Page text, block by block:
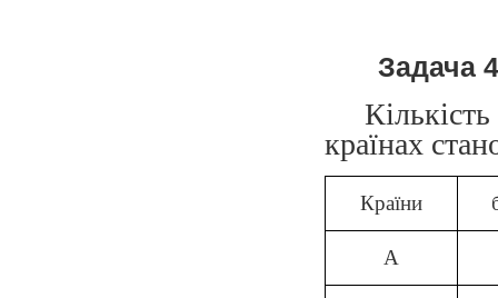
Задача 4
країнах
Країни
А